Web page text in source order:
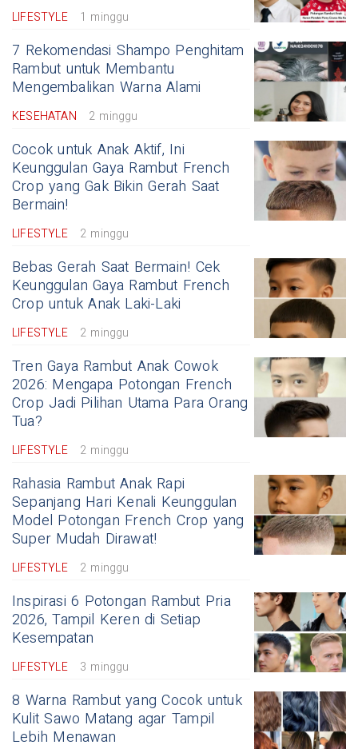
LIFESTYLE 1 minggu
7 Rekomendasi Shampo Penghitam
Rambut untuk Membantu
Mengembalikan Warna Alami
KESEHATAN 2 minggu
Cocok untuk Anak Aktif, Ini
Keunggulan Gaya Rambut French
Crop yang Gak Bikin Gerah Saat
Bermain!
LIFESTYLE 2 minggu
Bebas Gerah Saat Bermain! Cek
Keunggulan Gaya Rambut French
Crop untuk Anak Laki-Laki
LIFESTYLE 2 minggu
Tren Gaya Rambut Anak Cowok
2026: Mengapa Potongan French
Crop Jadi Pilihan Utama Para Orang
Tua?
LIFESTYLE 2 minggu
Rahasia Rambut Anak Rapi
Sepanjang Hari Kenali Keunggulan
Model Potongan French Crop yang
Super Mudah Dirawat!
LIFESTYLE 2 minggu
Inspirasi 6 Potongan Rambut Pria
2026, Tampil Keren di Setiap
Kesempatan
LIFESTYLE 3 minggu
8 Warna Rambut yang Cocok untuk
Kulit Sawo Matang agar Tampil
Lebih Menawan